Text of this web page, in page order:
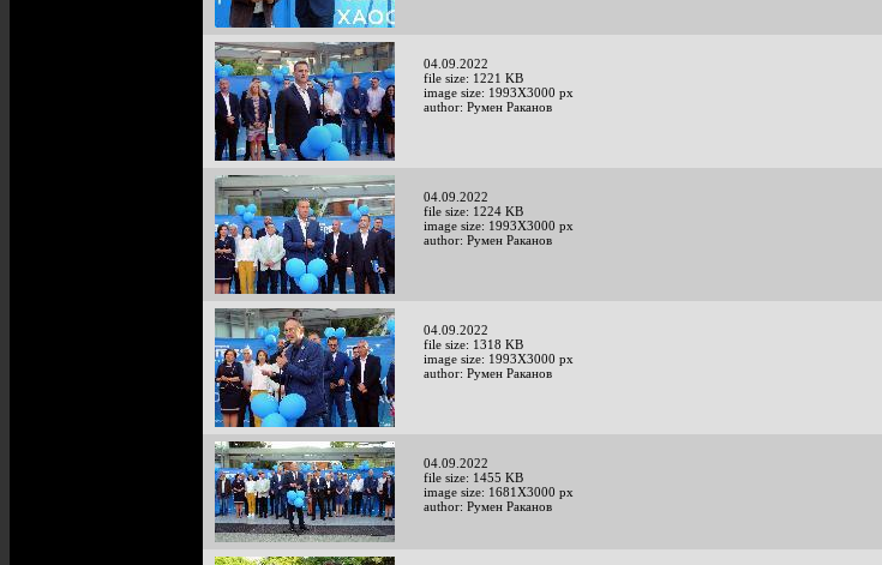
04.09.2022
file size: 1221 KB
image size: 1993X3000 px
author: Румен Раканов
04.09.2022
file size: 1224 KB
image size: 1993X3000 px
author: Румен Раканов
04.09.2022
file size: 1318 KB
image size: 1993X3000 px
author: Румен Раканов
04.09.2022
file size: 1455 KB
image size: 1681X3000 px
author: Румен Раканов